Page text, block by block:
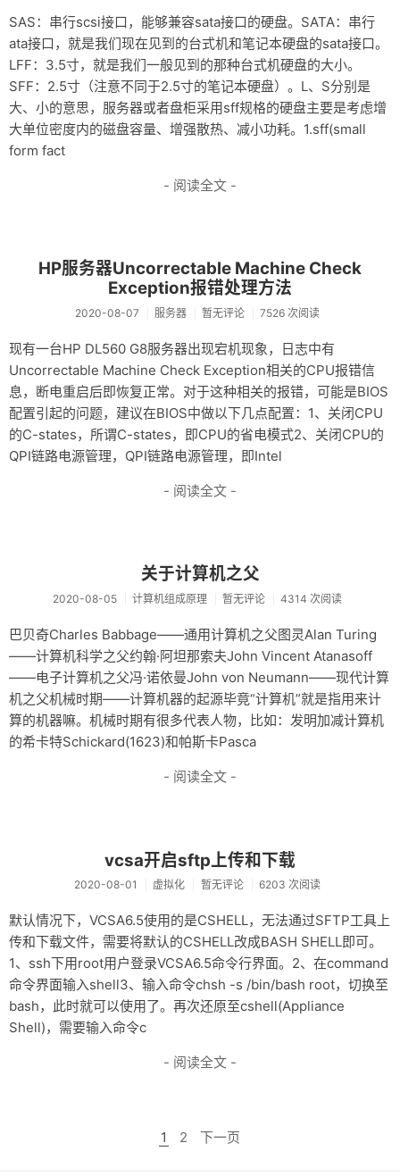
SAS：串行scsi接口，能够兼容sata接口的硬盘。SATA：串行
ata接口，就是我们现在见到的台式机和笔记本硬盘的sata接口。
LFF：3.5寸，就是我们一般见到的那种台式机硬盘的大小。
SFF：2.5寸（注意不同于2.5寸的笔记本硬盘）。L、S分别是
大、小的意思，服务器或者盘柜采用sff规格的硬盘主要是考虑增
大单位密度内的磁盘容量、增强散热、减小功耗。1.sff(small
form fact
- 阅读全文 -
HP服务器Uncorrectable Machine Check
Exception报错处理方法
2020-08-07 服务器 暂无评论 7526 次阅读
现有一台HP DL560 G8服务器出现宕机现象，日志中有
Uncorrectable Machine Check Exception相关的CPU报错信
息，断电重启后即恢复正常。对于这种相关的报错，可能是BIOS
配置引起的问题，建议在BIOS中做以下几点配置：1、关闭CPU
的C-states，所谓C-states，即CPU的省电模式2、关闭CPU的
QPI链路电源管理，QPI链路电源管理，即Intel
- 阅读全文 -
关于计算机之父
2020-08-05 计算机组成原理 暂无评论 4314 次阅读
巴贝奇Charles Babbage——通用计算机之父图灵Alan Turing
——计算机科学之父约翰·阿坦那索夫John Vincent Atanasoff
——电子计算机之父冯·诺依曼John von Neumann——现代计算
机之父机械时期——计算机器的起源毕竟“计算机”就是指用来计
算的机器嘛。机械时期有很多代表人物，比如：发明加减计算机
的希卡特Schickard(1623)和帕斯卡Pasca
- 阅读全文 -
vcsa开启sftp上传和下载
2020-08-01 虚拟化 暂无评论 6203 次阅读
默认情况下，VCSA6.5使用的是CSHELL，无法通过SFTP工具上
传和下载文件，需要将默认的CSHELL改成BASH SHELL即可。
1、ssh下用root用户登录VCSA6.5命令行界面。2、在command
命令界面输入shell3、输入命令chsh -s /bin/bash root，切换至
bash，此时就可以使用了。再次还原至cshell(Appliance
Shell)，需要输入命令c
- 阅读全文 -
1 2 下一页